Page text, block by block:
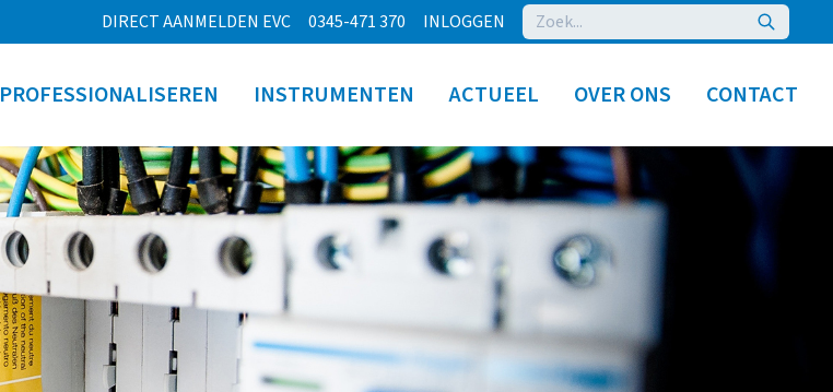
DIRECT AANMELDEN EVC 0345-471 370 INLOGGEN
PROFESSIONALISEREN INSTRUMENTEN ACTUEEL OVER ONS CONTACT